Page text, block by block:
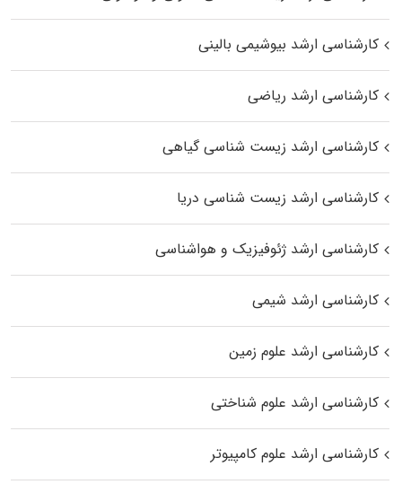
کارشناسی ارشد بیوشیمی بالینی
کارشناسی ارشد ریاضی
کارشناسی ارشد زیست‌ شناسی گیاهی
کارشناسی ارشد زیست‌ شناسی دریا
کارشناسی ارشد ژئوفیزیک و هواشناسی
کارشناسی ارشد شیمی
کارشناسی ارشد علوم زمین
کارشناسی ارشد علوم شناختی
کارشناسی ارشد علوم کامپیوتر